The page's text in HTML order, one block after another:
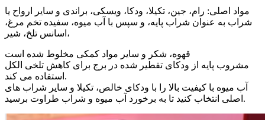
مواد اصلی: رام، جین، تکیلا، ودکا، ویسکی، براندی و سایر ارواح یا
شراب به عنوان شراب پایه، و سپس با آب میوه، سفیده تخم مرغ،
اسانس تلخ، شیر،
قهوه، شکر و سایر مواد کمکی مخلوط شده است
مشروب پایه از ودکای تقطیر شده در برج برای کاهش تلخی الکل
استفاده می کند.
آب میوه با کیفیت بالا را با ودکای خالص، تکیلا و سایر شراب های
اصلی انتخاب کنید تا به برخورد آب میوه و شراب طراوت برسید.